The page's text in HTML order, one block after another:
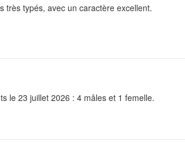
très typés, avec un caractère excellent.
le 23 juillet 2026 : 4 mâles et 1 femelle.